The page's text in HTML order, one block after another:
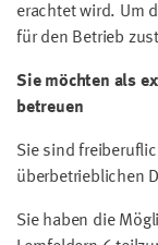
erachtet wird. Um
für den Betrieb
Sie möchten als
betreuen
Sie sind
überbetrieblichen
Sie haben die